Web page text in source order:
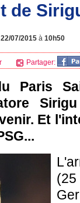
de
22/07/2015 à 10h50
Partager:
Paris
Et